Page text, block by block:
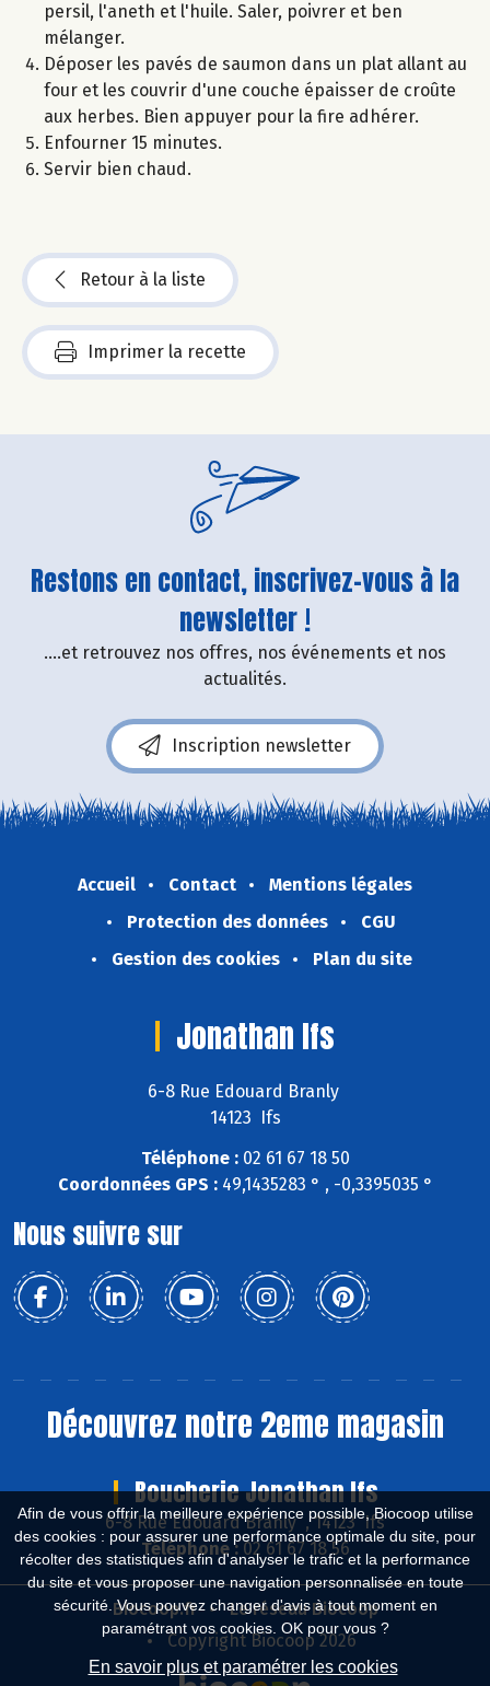
Afin de vous offrir la meilleure expérience possible, Biocoop utilise
des cookies : pour assurer une performance optimale du site, pour
récolter des statistiques afin d'analyser le trafic et la performance
du site et vous proposer une navigation personnalisée en toute
sécurité. Vous pouvez changer d'avis à tout moment en
paramétrant vos cookies. OK pour vous ?
En savoir plus et paramétrer les cookies
persil, l'aneth et l'huile. Saler, poivrer et ben
mélanger.
Déposer les pavés de saumon dans un plat allant au
four et les couvrir d'une couche épaisser de croûte
aux herbes. Bien appuyer pour la fire adhérer.
Enfourner 15 minutes.
Servir bien chaud.
Retour à la liste
Imprimer la recette
Restons en contact, inscrivez-vous à la
newsletter !
....et retrouvez nos offres, nos événements et nos
actualités.
Inscription newsletter
Accueil Contact
Mentions légales
Protection des données
CGU
Gestion des cookies
Plan du site
Jonathan Ifs
6-8 Rue Edouard Branly
14123 Ifs
Téléphone :02 61 67 18 50
Coordonnées GPS :49,1435283 ° , -0,3395035 °
Nous suivre sur
Découvrez notre 2eme magasin
Boucherie Jonathan Ifs
6-8 Rue Edouard Branly , 14123 Ifs
Téléphone :02 61 67 18 56
Biocoop.fr
Le réseau Biocoop
Copyright Biocoop 2026